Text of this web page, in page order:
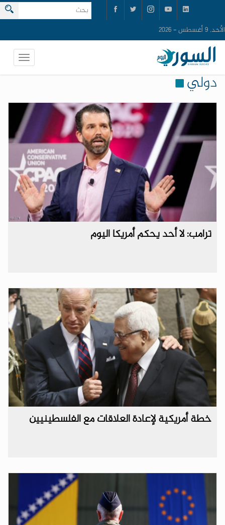
الأحد, 9 أغسطس - 2026
دولي
ترامب: لا أحد يحكم أمريكا اليوم
خطة أمريكية لإعادة العلاقات مع الفلسطينيين